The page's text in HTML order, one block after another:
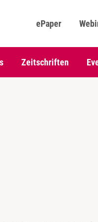
ePaper
Zeitschriften